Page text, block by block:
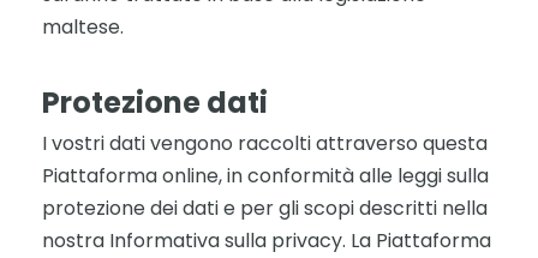
maltese.
Protezione dati
I vostri dati vengono raccolti attraverso questa
Piattaforma online, in conformità alle leggi sulla
protezione dei dati e per gli scopi descritti nella
nostra Informativa sulla privacy. La Piattaforma